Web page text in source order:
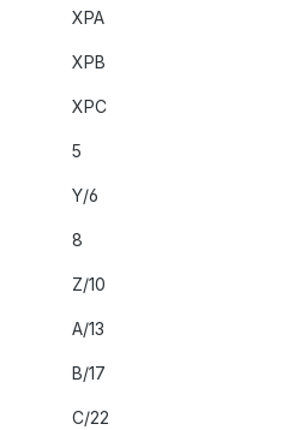
XPA
XPB
XPC
5
Y/6
8
Z/10
A/13
B/17
C/22